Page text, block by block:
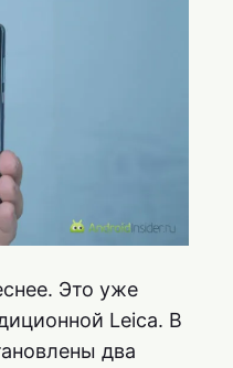
Это уже
Leica. В
два